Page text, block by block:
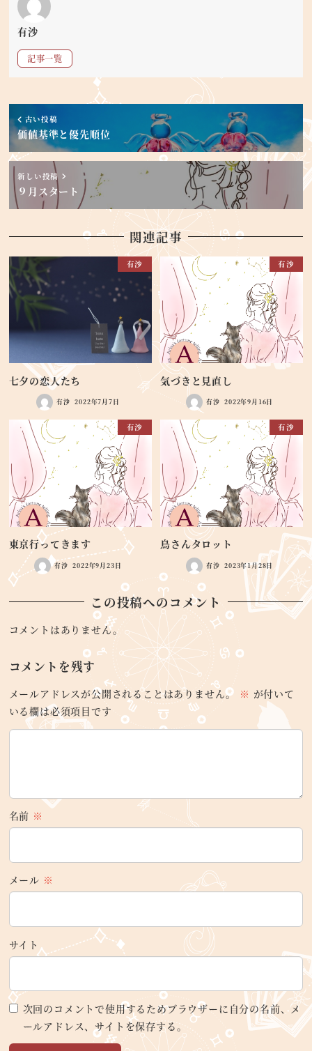
有沙
記事一覧
古い投稿
価値基準と優先順位
新しい投稿
９月スタート
関連記事
有沙
七夕の恋人たち
有沙 2022年7月7日
有沙
気づきと見直し
有沙 2022年9月16日
有沙
東京行ってきます
有沙 2022年9月23日
有沙
鳥さんタロット
有沙 2023年1月28日
この投稿へのコメント
コメントはありません。
コメントを残す
メールアドレスが公開されることはありません。 ※ が付いて
いる欄は必須項目です
名前 ※
メール ※
サイト
次回のコメントで使用するためブラウザーに自分の名前、メ
ールアドレス、サイトを保存する。